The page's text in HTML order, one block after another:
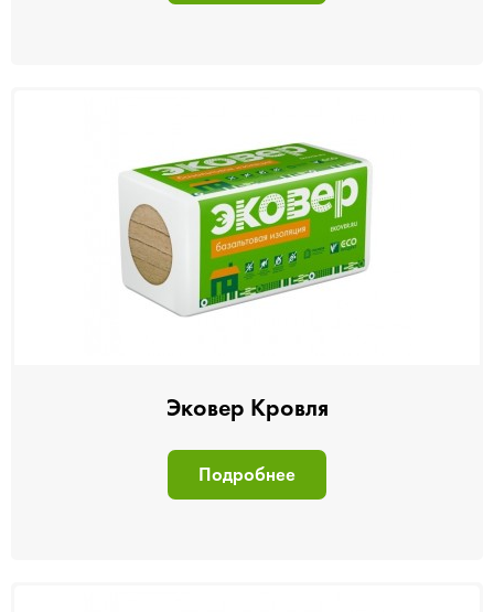
Эковер Кровля
Подробнее